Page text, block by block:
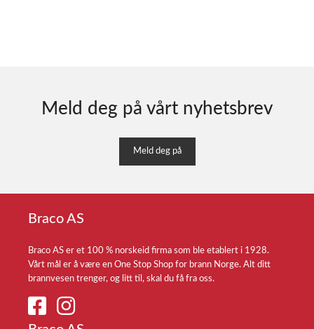
Meld deg på vårt nyhetsbrev
Meld deg på
Braco AS
Braco AS er et 100 % norskeid firma som ble etablert i 1928.
Vårt mål er å være en One Stop Shop for brann Norge. Alt ditt
brannvesen trenger, og litt til, skal du få fra oss.